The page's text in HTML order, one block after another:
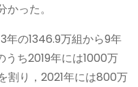
った。
年の1346.9万組から9年
ち2019年には1000万
割り，2021年には800万